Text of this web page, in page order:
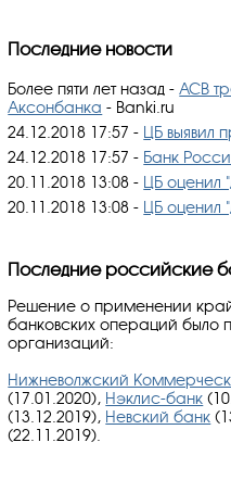
Последние новости
Более пяти лет назад -АСВ
Аксонбанка - Banki.ru
24.12.2018 17:57 - ЦБ выявил
24.12.2018 17:57 - Банк
20.11.2018 13:08 - ЦБ оценил
20.11.2018 13:08 - ЦБ оценил
Последние российские
Решение о применении
банковских операций было
организаций:
Нижневолжский
(17.01.2020), Нэклис-банк
(13.12.2019), Невский банк
(22.11.2019).